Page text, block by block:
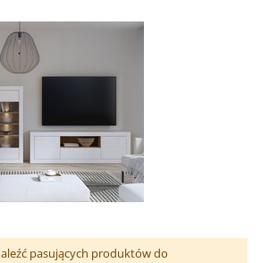
pasujących produktów do